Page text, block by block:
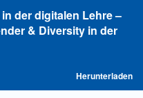
der digitalen Lehre –
& Diversity in der
Herunterladen